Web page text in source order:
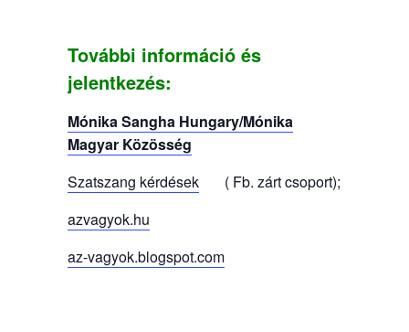
További információ és
jelentkezés:
Mónika Sangha Hungary/Mónika
Magyar Közösség
Szatszang kérdések( Fb. zárt csoport);
azvagyok.hu
az-vagyok.blogspot.com